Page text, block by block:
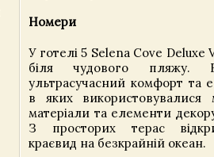
Номери
У готелі 5 Selena Cove Deluxe
біля чудового пляжу.
ультрасучасний комфорт та
в яких використовувалися
матеріали та елементи
З просторих терас
краєвид на безкрайній океан.